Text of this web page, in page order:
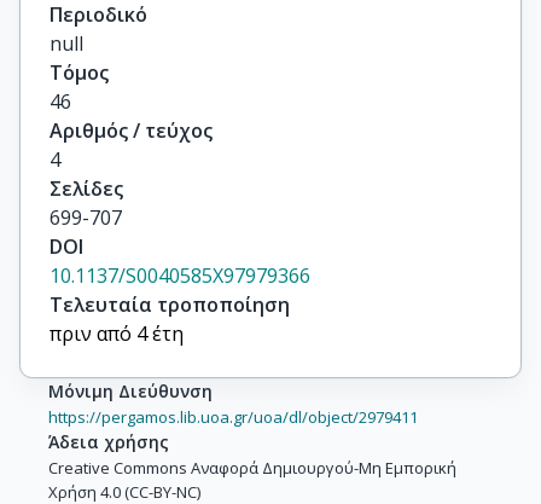
Περιοδικό
null
Τόμος
46
Αριθμός / τεύχος
4
Σελίδες
699-707
DOI
10.1137/S0040585X97979366
Τελευταία τροποποίηση
πριν από 4 έτη
Μόνιμη Διεύθυνση
https://pergamos.lib.uoa.gr/uoa/dl/object/2979411
Άδεια χρήσης
Creative Commons Αναφορά Δημιουργού-Μη Εμπορική
Χρήση 4.0 (CC-BY-NC)